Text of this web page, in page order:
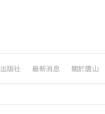
版社 最新消息 關於唐山